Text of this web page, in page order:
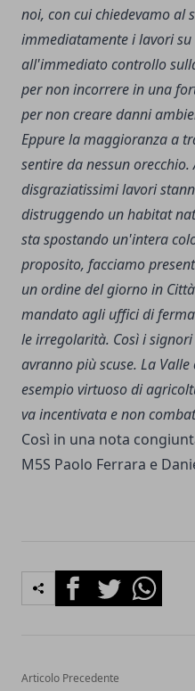
noi, con cui chiedevamo al
immediatamente i lavori
all'immediato controllo
per non incorrere in una
per non creare danni
Eppure la maggioranza a
sentire da nessun orecchio.
disgraziatissimi lavori
distruggendo un habitat
sta spostando un'intera
proposito, facciamo
un ordine del giorno in
mandato agli uffici di
le irregolarità. Così i
avranno più scuse. La
esempio virtuoso di
va incentivata e non
Così in una nota
M5S Paolo Ferrara e
FacebookTwitterWhatsapp
Articolo Precedente